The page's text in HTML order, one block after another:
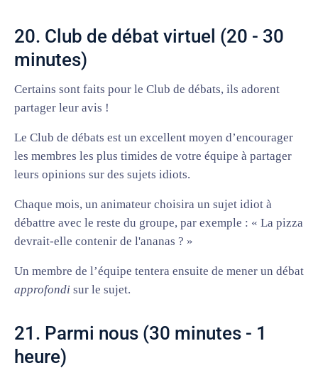
20. Club de débat virtuel (20 - 30
minutes)
Certains sont faits pour le Club de débats, ils adorent
partager leur avis !
Le Club de débats est un excellent moyen d’encourager
les membres les plus timides de votre équipe à partager
leurs opinions sur des sujets idiots.
Chaque mois, un animateur choisira un sujet idiot à
débattre avec le reste du groupe, par exemple : « La pizza
devrait-elle contenir de l'ananas ? »
Un membre de l’équipe tentera ensuite de mener un débat
approfondi sur le sujet.
21. Parmi nous (30 minutes - 1
heure)